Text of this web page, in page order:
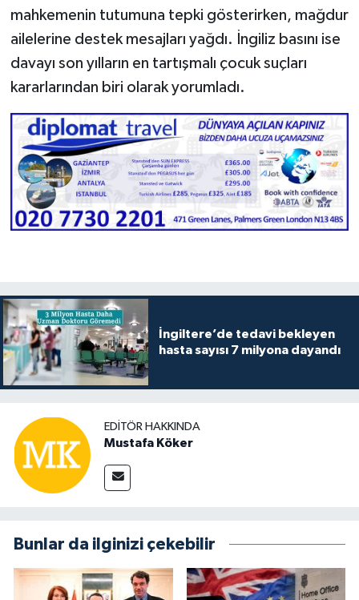
mahkemenin tutumuna tepki gösterirken, mağdur
ailelerine destek mesajları yağdı. İngiliz basını ise
davayı son yılların en tartışmalı çocuk suçları
kararlarından biri olarak yorumladı.
İngiltere’de tedavi bekleyen
hasta sayısı 7 milyona dayandı
EDITÖR HAKKINDA
Mustafa Köker
Bunlar da ilginizi çekebilir